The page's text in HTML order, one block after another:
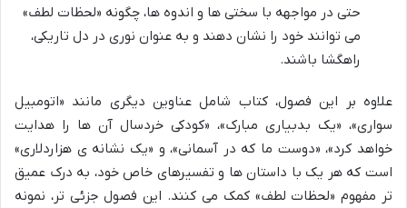
حتی در مواجهه با سختی ها و اندوه ها، چگونه «لحظات لطف»
می توانند خود را نشان دهند و به عنوان نوری در دل تاریکی،
راهگشا باشند.
علاوه بر این فصول، کتاب شامل عناوین دیگری مانند «اتومبیل
سواری»، «یک بدبیاری مبارک»، «کودکی خردسال آن ها را هدایت
خواهد کرد»، «دوست ما که در آسمانی»، و «یک نشانه ی هزاردلاری»
است که هر یک با داستان ها و تفسیرهای خاص خود، به درک عمیق
تر مفهوم «لحظات لطف» کمک می کنند. این فصول جزئی تر، نمونه